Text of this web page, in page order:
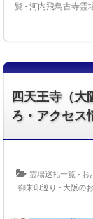
覧 - 河内飛鳥古寺霊
四天王寺（大
ろ・アクセス
霊場巡礼一覧 - お
御朱印巡り - 大阪の